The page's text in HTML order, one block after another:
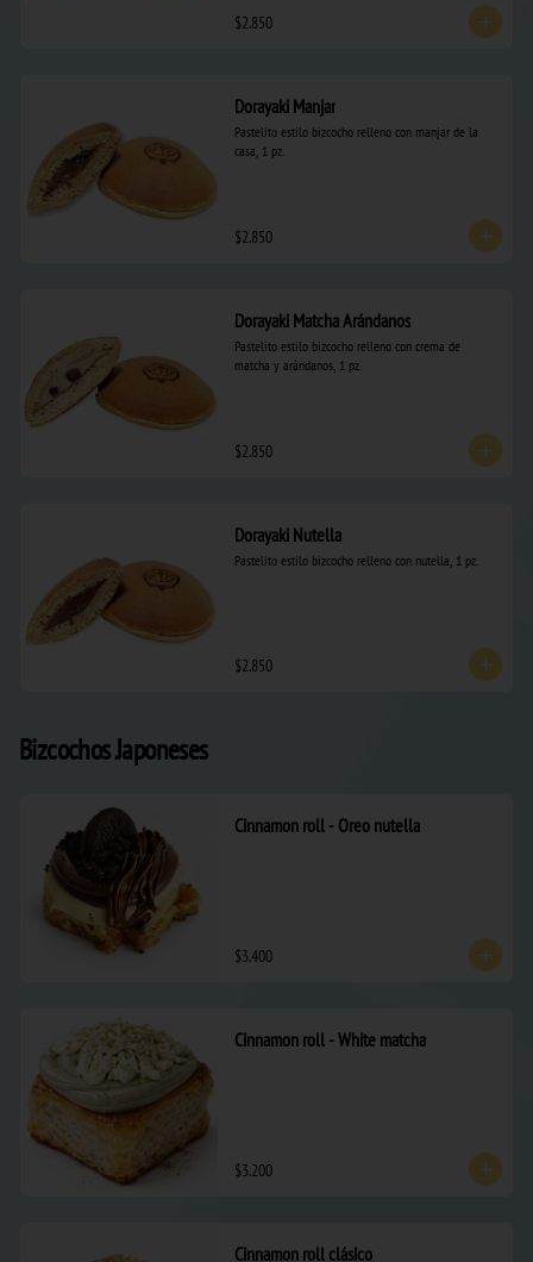
$2.850
Dorayaki Manjar
Pastelito estilo bizcocho relleno con manjar de la
casa, 1 pz.
$2.850
Dorayaki Matcha Arándanos
Pastelito estilo bizcocho relleno con crema de
matcha y arándanos, 1 pz.
$2.850
Dorayaki Nutella
Pastelito estilo bizcocho relleno con nutella, 1 pz.
$2.850
Bizcochos Japoneses
Cinnamon roll - Oreo nutella
$3.400
Cinnamon roll - White matcha
$3.200
Cinnamon roll clásico